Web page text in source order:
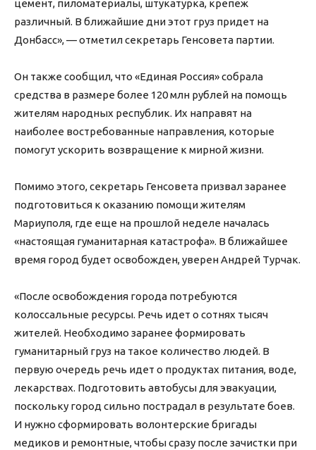
цемент, пиломатериалы, штукатурка, крепеж
различный. В ближайшие дни этот груз придет на
Донбасс», — отметил секретарь Генсовета партии.
Он также сообщил, что «Единая Россия» собрала
средства в размере более 120 млн рублей на помощь
жителям народных республик. Их направят на
наиболее востребованные направления, которые
помогут ускорить возвращение к мирной жизни.
Помимо этого, секретарь Генсовета призвал заранее
подготовиться к оказанию помощи жителям
Мариуполя, где еще на прошлой неделе началась
«настоящая гуманитарная катастрофа». В ближайшее
время город будет освобожден, уверен Андрей Турчак.
«После освобождения города потребуются
колоссальные ресурсы. Речь идет о сотнях тысяч
жителей. Необходимо заранее формировать
гуманитарный груз на такое количество людей. В
первую очередь речь идет о продуктах питания, воде,
лекарствах. Подготовить автобусы для эвакуации,
поскольку город сильно пострадал в результате боев.
И нужно сформировать волонтерские бригады
медиков и ремонтные, чтобы сразу после зачистки при